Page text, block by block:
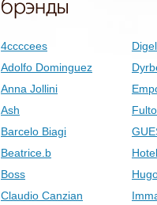
4ccccees
Adolfo Dominguez
Anna Jollini
Ash
Barcelo Biagi
Beatrice.b
Boss
Claudio Canzian
Digel